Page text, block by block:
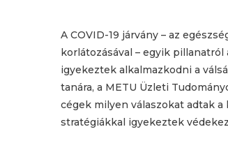
A COVID-19 járvány – az
korlátozásával – egyik
igyekeztek alkalmazkodni a
tanára, a METU Üzleti
cégek milyen válaszokat adtak
stratégiákkal igyekeztek